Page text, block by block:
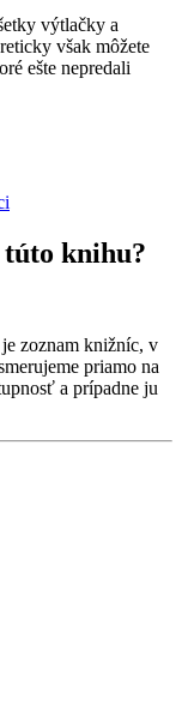
výtlačky a
však môžete
ešte nepredali
knihu?
zoznam knižníc, v
priamo na
a prípadne ju